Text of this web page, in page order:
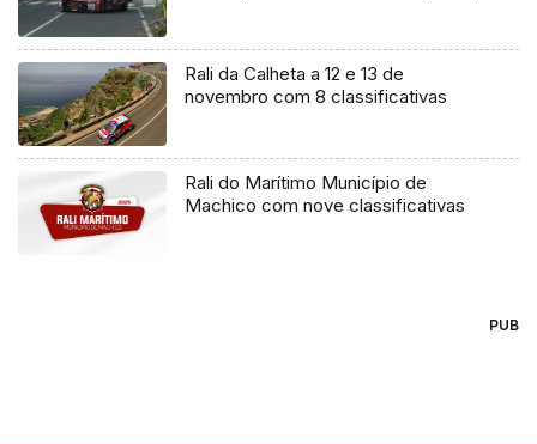
Rali da Calheta a 12 e 13 de
novembro com 8 classificativas
Rali do Marítimo Município de
Machico com nove classificativas
PUB